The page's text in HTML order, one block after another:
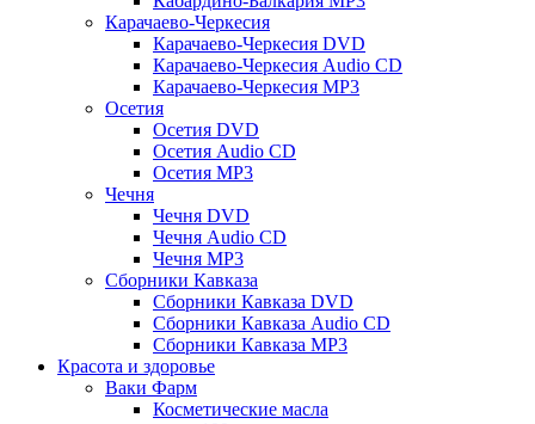
Карачаево-Черкесия
Карачаево-Черкесия DVD
Карачаево-Черкесия Audio CD
Карачаево-Черкесия MP3
Осетия
Осетия DVD
Осетия Audio CD
Осетия MP3
Чечня
Чечня DVD
Чечня Audio CD
Чечня MP3
Сборники Кавказа
Сборники Кавказа DVD
Сборники Кавказа Audio CD
Сборники Кавказа MP3
Красота и здоровье
Ваки Фарм
Косметические масла